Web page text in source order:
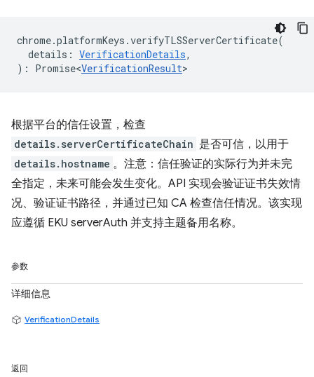
chrome.platformKeys .verifyTLSServerCertificate(
details : VerificationDetails,
) : Promise<VerificationResult>
根据平台的信任设置，检查
details.serverCertificateChain 是否可信，以用于
details.hostname 。注意：信任验证的实际行为并未完
全指定，未来可能会发生变化。API 实现会验证证书失效情
况、验证证书路径，并通过已知 CA 检查信任情况。该实现
应遵循 EKU serverAuth 并支持主题备用名称。
参数
详细信息
VerificationDetails
返回